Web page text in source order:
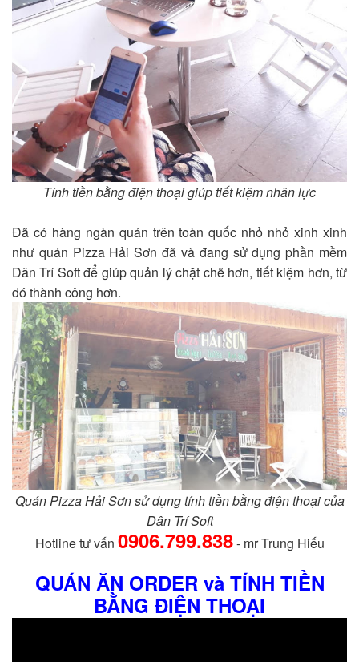
Tính tiền bằng điện thoại giúp tiết kiệm nhân lực
Đã có hàng ngàn quán trên toàn quốc nhỏ nhỏ xinh xinh
như quán Pizza Hải Sơn đã và đang sử dụng phần mềm
Dân Trí Soft để giúp quản lý chặt chẽ hơn, tiết kiệm hơn, từ
đó thành công hơn.
Quán Pizza Hải Sơn sử dụng tính tiền bằng điện thoại của
Dân Trí Soft
Hotline tư vấn 0906.799.838- mr Trung Hiếu
QUÁN ĂN ORDER và TÍNH TIỀN
BẰNG ĐIỆN THOẠI